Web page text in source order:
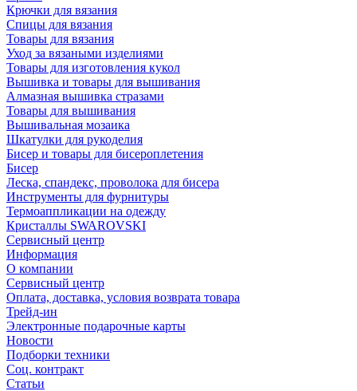
Крючки для вязания
Спицы для вязания
Товары для вязания
Уход за вязаными изделиями
Товары для изготовления кукол
Вышивка и товары для вышивания
Алмазная вышивка стразами
Товары для вышивания
Вышивальная мозаика
Шкатулки для рукоделия
Бисер и товары для бисероплетения
Бисер
Леска, спандекс, проволока для бисера
Инструменты для фурнитуры
Термоаппликации на одежду
Кристаллы SWAROVSKI
Сервисный центр
Информация
О компании
Сервисный центр
Оплата, доставка, условия возврата товара
Трейд-ин
Электронные подарочные карты
Новости
Подборки техники
Соц. контракт
Статьи